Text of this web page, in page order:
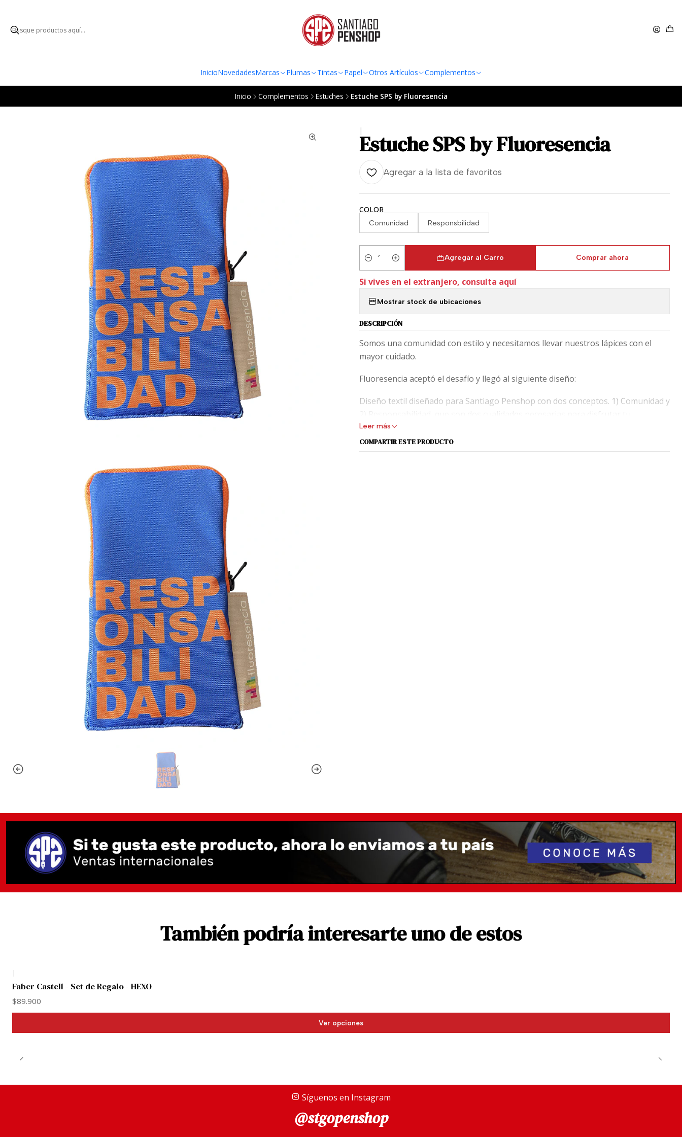
InicioNovedadesMarcas Plumas Tintas Papel Otros Artículos Complementos
Inicio Complementos Estuches Estuche SPS by Fluoresencia
|
Estuche SPS by Fluoresencia
Agregar a la lista de favoritos
COLOR
Comunidad Responsbilidad
Cantidad
Agregar al Carro Comprar ahora
Si vives en el extranjero, consulta aquí
Mostrar stock de ubicaciones
DESCRIPCIÓN
Somos una comunidad con estilo y necesitamos llevar nuestros lápices con el
mayor cuidado.
Fluoresencia aceptó el desafío y llegó al siguiente diseño:
Diseño textil diseñado para Santiago Penshop con dos conceptos. 1) Comunidad y
instrumento de escritura.
Características del estuche:
Leer más
COMPARTIR ESTE PRODUCTO
También podría interesarte uno de estos
|
Faber Castell - Set de Regalo - HEXO
$89.900
Ver opciones
Síguenos en Instagram
@stgopenshop